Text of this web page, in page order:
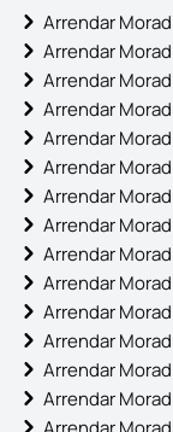
Arrendar
Arrendar
Arrendar
Arrendar
Arrendar
Arrendar
Arrendar
Arrendar
Arrendar
Arrendar
Arrendar
Arrendar
Arrendar
Arrendar